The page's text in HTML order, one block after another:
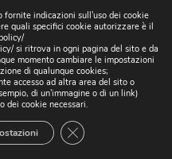
UNA SETTIMANA TRA VIA
TRENTOLA DUCENTA,
LUCIANO E
STAMATTINA
QUESTO SERVIZIO,
indicazioni sull'uso dei cookie
quali specifici cookie autorizzare è il
si ritrova in ogni pagina del sito e da
momento cambiare le impostazioni
di qualunque cookies;
accesso ad altra area del sito o
di un'immagine o di un link)
dei cookie necessari.
CLOSE GDPR